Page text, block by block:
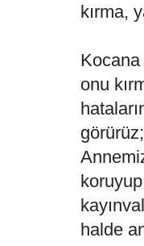
kırma,
Kocana
onu
halde